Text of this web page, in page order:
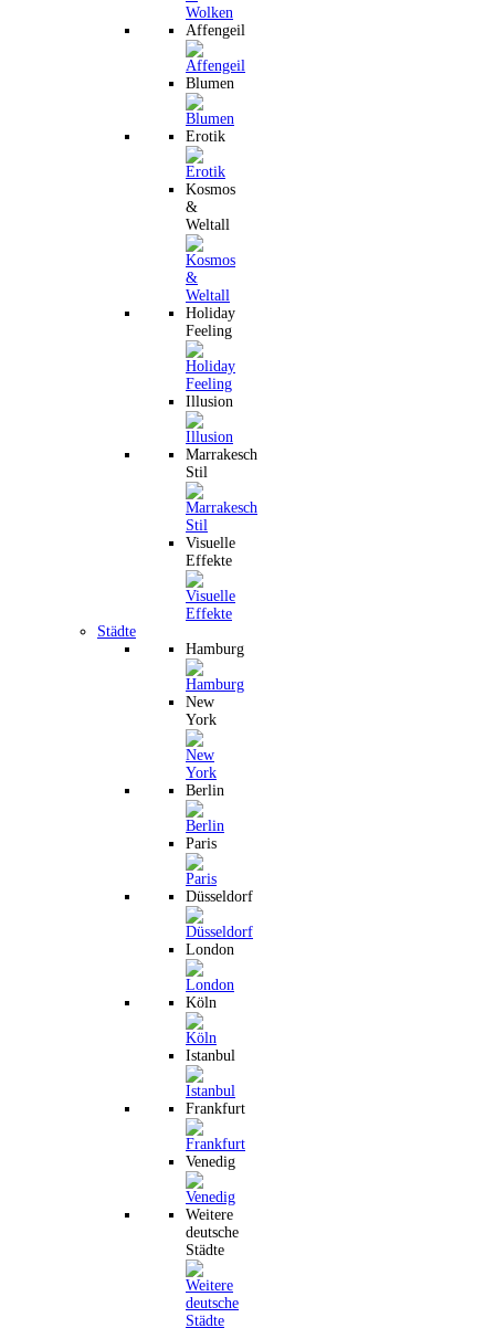
Affengeil
Blumen
Erotik
Kosmos
&
Weltall
Holiday
Feeling
Illusion
Marrakesch
Stil
Visuelle
Effekte
Städte
Hamburg
New
York
Berlin
Paris
Düsseldorf
London
Köln
Istanbul
Frankfurt
Venedig
Weitere
deutsche
Städte